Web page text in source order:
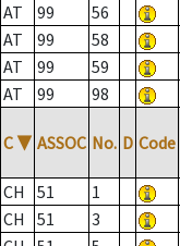
AT
99 56
AT
99 58
AT
99 59
AT
99 98
C ▼ ASSOC No. D Code
CH 51 1
CH
51 3